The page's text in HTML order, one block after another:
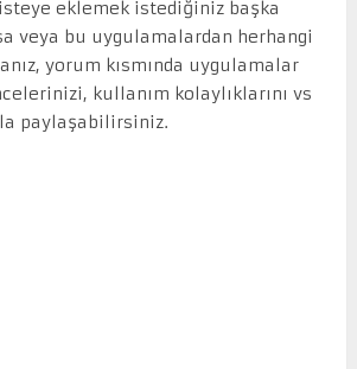
eklemek istediğiniz başka
veya bu uygulamalardan herhangi
yorum kısmında uygulamalar
kullanım kolaylıklarını vs
paylaşabilirsiniz.